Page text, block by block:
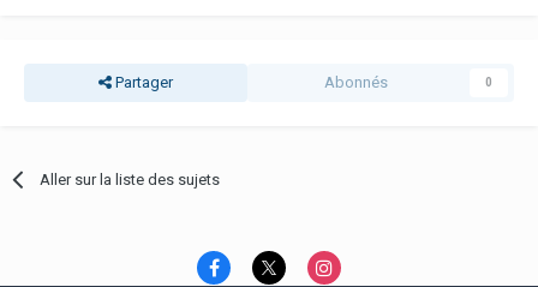
Partager Abonnés 0
Aller sur la liste des sujets